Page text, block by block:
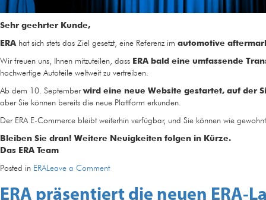
Sehr geehrter Kunde,
ERA hat sich stets das Ziel gesetzt, eine Referenz im automotive
Wir freuen uns, Ihnen mitzuteilen, dass ERA bald eine umfassende
hochwertige Autoteile weltweit zu vertreiben.
Ab dem 10. Septemberwird eine neue Website gestartet, auf der
aber Sie können bereits die neue Plattform erkunden.
Der ERA E-Commerce bleibt weiterhin verfügbar, und Sie können wie
Bleiben Sie dran! Weitere Neuigkeiten folgen in Kürze.
Das ERA Team
Posted in ERALeave a Commenton
neue
ERA präsentiert die neuen ERA-